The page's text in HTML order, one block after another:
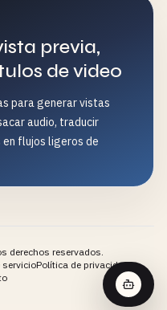
previa,
de video
para generar vistas
audio, traducir
flujos ligeros de
derechos reservados.
servicioPolítica de privacidad